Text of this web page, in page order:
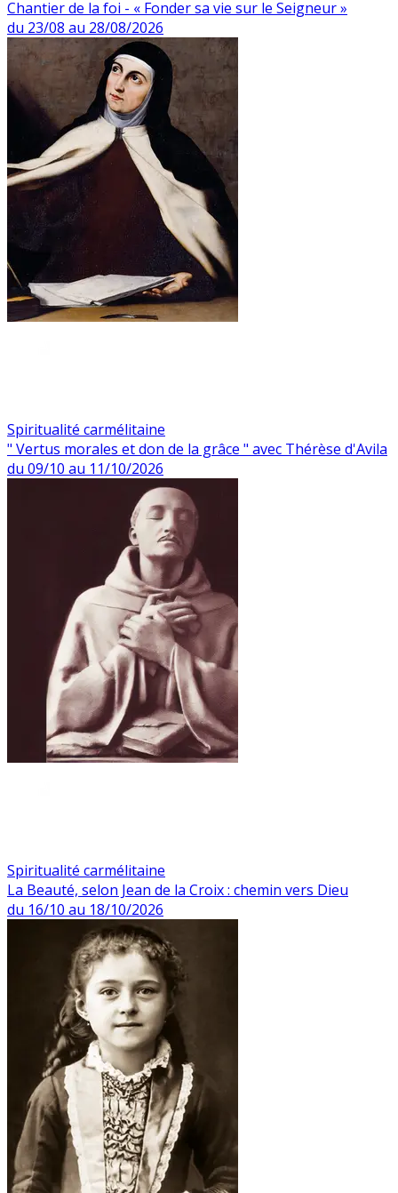
Chantier de la foi - « Fonder sa vie sur le Seigneur »
du 23/08 au 28/08/2026
Spiritualité carmélitaine
" Vertus morales et don de la grâce " avec Thérèse d'Avila
du 09/10 au 11/10/2026
Spiritualité carmélitaine
La Beauté, selon Jean de la Croix : chemin vers Dieu
du 16/10 au 18/10/2026